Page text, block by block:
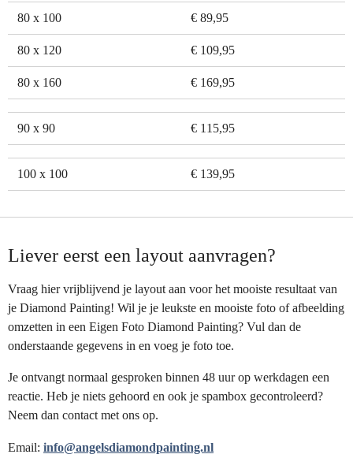
80 x 100 € 89,95
80 x 120 € 109,95
80 x 160 € 169,95
90 x 90 € 115,95
100 x 100 € 139,95
Liever eerst een layout aanvragen?
Vraag hier vrijblijvend je layout aan voor het mooiste resultaat van
je Diamond Painting! Wil je je leukste en mooiste foto of afbeelding
omzetten in een Eigen Foto Diamond Painting? Vul dan de
onderstaande gegevens in en voeg je foto toe.
Je ontvangt normaal gesproken binnen 48 uur op werkdagen een
reactie. Heb je niets gehoord en ook je spambox gecontroleerd?
Neem dan contact met ons op.
Email: info@angelsdiamondpainting.nl